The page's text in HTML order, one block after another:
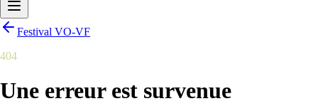
Festival VO-VF
404
Une erreur est survenue